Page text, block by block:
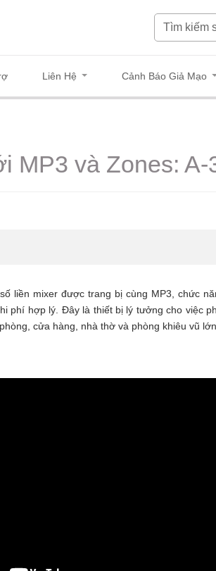
Liên Hệ Cảnh Báo Giả Mạo
MP3 và Zones:
liền mixer được trang bị cùng MP3, chức
phí hợp lý. Đây là thiết bị lý tưởng cho việc
cửa hàng, nhà thờ và phòng khiêu vũ lớn.